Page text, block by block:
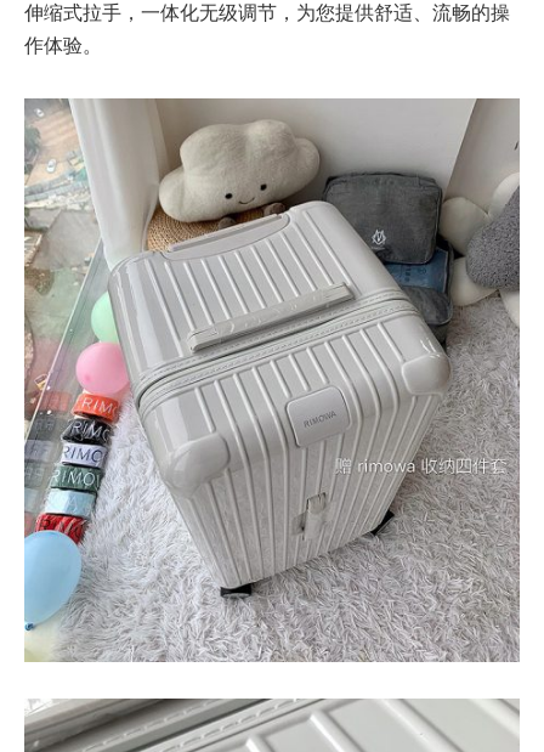
伸缩式拉手，一体化无级调节，为您提供舒适、流畅的操
作体验。